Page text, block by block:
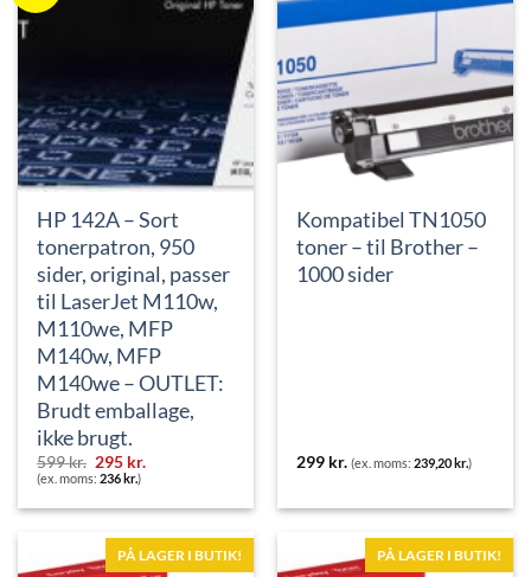
HP 142A – Sort
tonerpatron, 950
sider, original, passer
til LaserJet M110w,
M110we, MFP
M140w, MFP
M140we – OUTLET:
Brudt emballage,
ikke brugt.
599kr. Den
oprindelige
var:
295 kr.Den
er:
(ex. moms:236 kr.)
Kompatibel TN1050
toner – til Brother –
1000 sider
299 kr. (ex. moms:239,20 kr.)
PÅ LAGER I BUTIK! PÅ LAGER I BUTIK!